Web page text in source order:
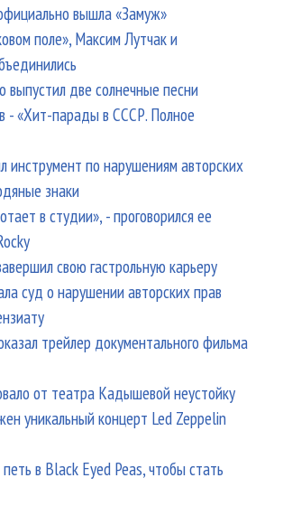
вышла «Замуж»
поле», Максим Лутчак и
выпустил две солнечные песни
- «Хит-парады в СССР. Полное
инструмент по нарушениям авторских
знаки
в студии», - проговорился ее
свою гастрольную карьеру
суд о нарушении авторских прав
трейлер документального фильма
от театра Кадышевой неустойку
уникальный концерт Led Zeppelin
в Black Eyed Peas, чтобы стать